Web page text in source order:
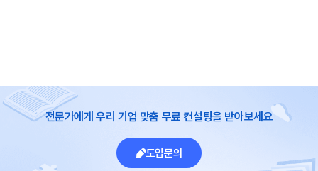
전문가에게 우리 기업 맞춤 무료 컨설팅을 받아보세요
도입문의